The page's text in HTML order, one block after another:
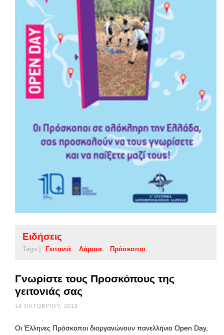
Ειδήσεις
Tags | Γειτονιά Λάρισα Πρόσκοποι
Γνωρίστε τους Προσκόπους της
γειτονιάς σας
18 ΟΚΤΩΒΡΊΟΥ, 2019
Οι Έλληνες Πρόσκοποι διοργανώνουν πανελλήνιο Open Day,